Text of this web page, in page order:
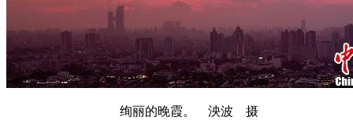
绚丽的晚霞。 泱波 摄